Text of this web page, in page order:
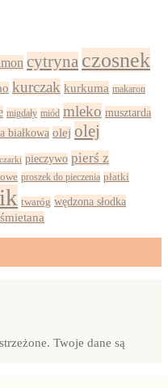
cytryna czosnek
kurczak kurkuma makaron
migdały miód mleko musztarda
białkowa olej olej
pieczywo pierś z
proszek do pieczenia płatki
twaróg wędzona słodka
śmietana
Twoje dane są